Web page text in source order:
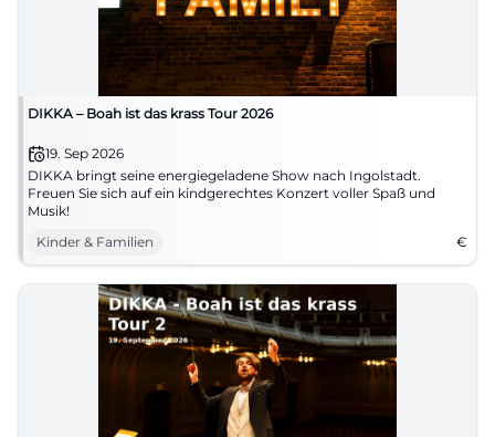
DIKKA – Boah ist das krass Tour 2026
19. Sep 2026
DIKKA bringt seine energiegeladene Show nach Ingolstadt.
Freuen Sie sich auf ein kindgerechtes Konzert voller Spaß und
Musik!
Kinder & Familien
€